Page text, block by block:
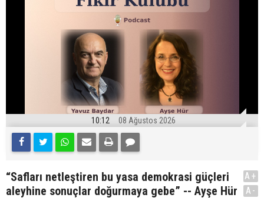
10:12 08 Ağustos 2026
“Safları netleştiren bu yasa demokrasi güçleri
aleyhine sonuçlar doğurmaya gebe” -- Ayşe Hür
A+
A-